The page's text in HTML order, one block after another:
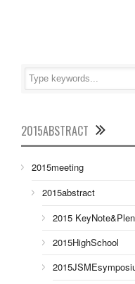
2015ABSTRACT
2015meeting
2015abstract
2015
2015HighSchool